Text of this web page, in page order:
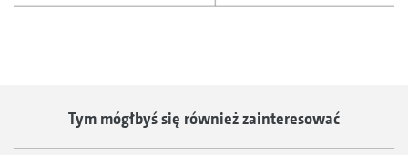
Tym mógłbyś się również zainteresować